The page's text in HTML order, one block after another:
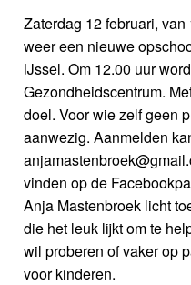
Zaterdag 12 februari,
weer een nieuwe
IJssel. Om 12.00 uur
Gezondheidscentrum.
doel. Voor wie zelf geen
aanwezig. Aanmelden
vinden op de
Anja Mastenbroek licht
die het leuk lijkt om te
wil proberen of vaker op
voor kinderen.